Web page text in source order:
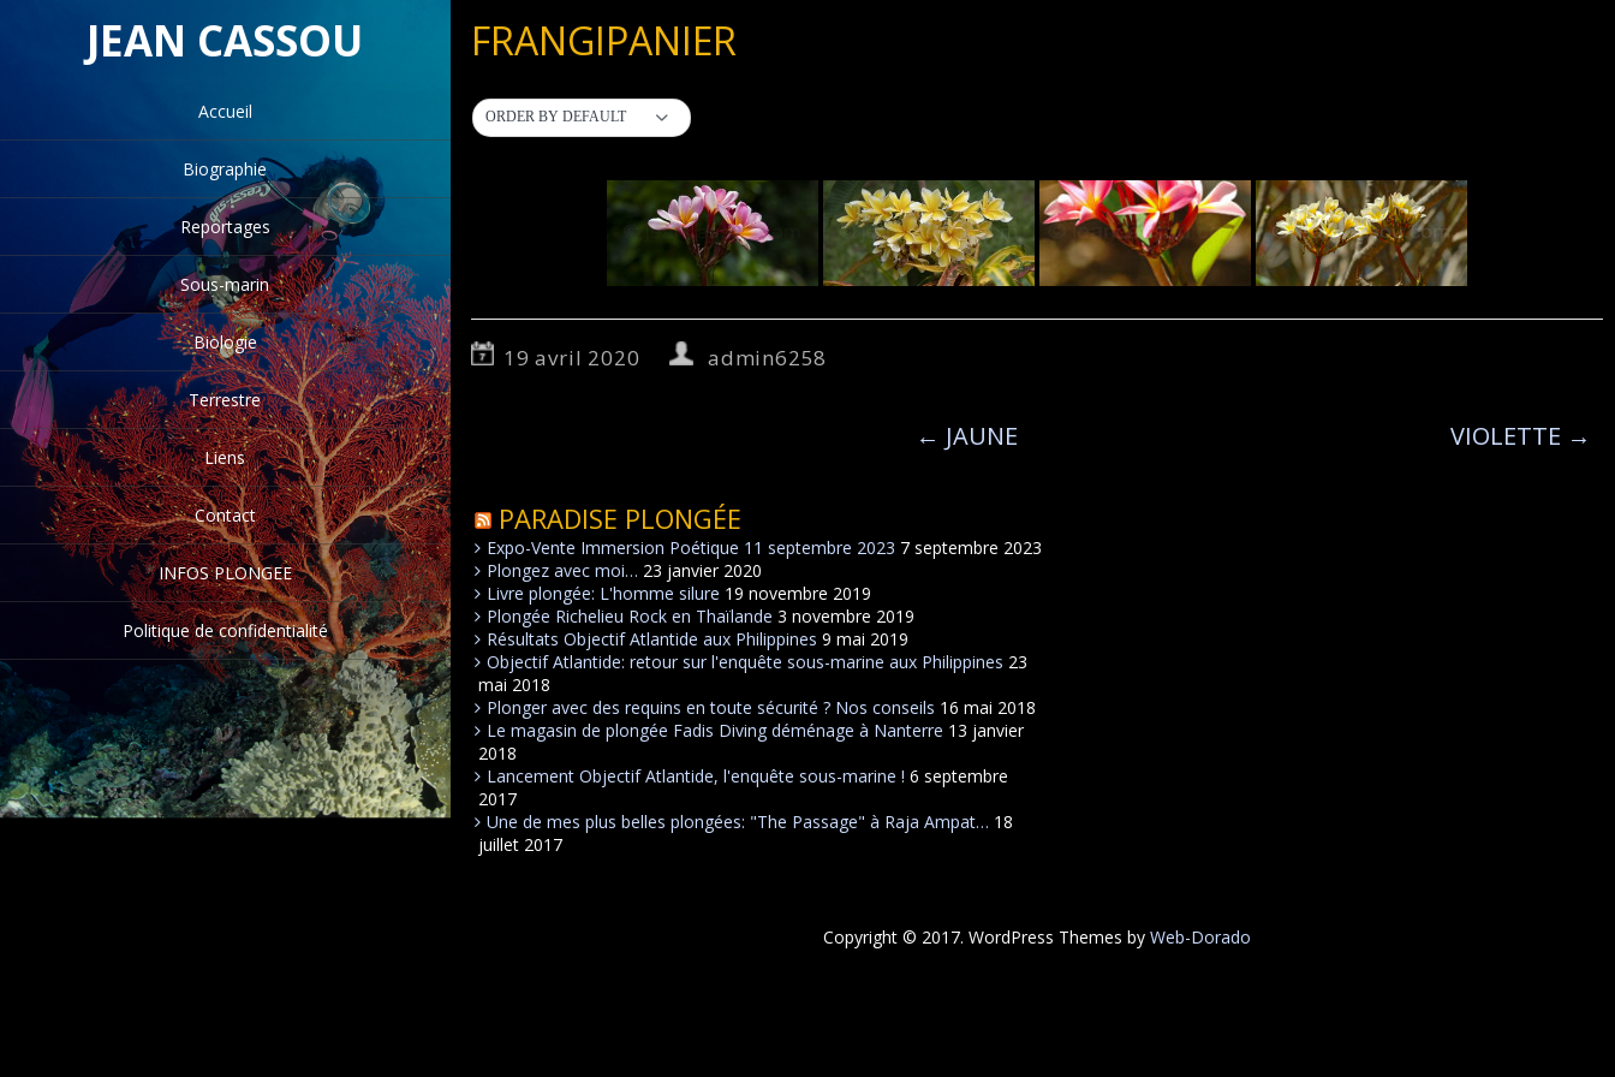
JEAN CASSOU
Accueil
Biographie
Reportages
Sous-marin
Biologie
Terrestre
Liens
Contact
INFOS PLONGEE
Politique de confidentialité
FRANGIPANIER
ORDER BY DEFAULT
19 avril 2020 admin6258
← JAUNE VIOLETTE →
PARADISE PLONGÉE
Expo-Vente Immersion Poétique 11 septembre 2023 7 septembre 2023
Plongez avec moi… 23 janvier 2020
Livre plongée: L'homme silure 19 novembre 2019
Plongée Richelieu Rock en Thaïlande 3 novembre 2019
Résultats Objectif Atlantide aux Philippines 9 mai 2019
Objectif Atlantide: retour sur l'enquête sous-marine aux Philippines 23
mai 2018
Plonger avec des requins en toute sécurité ? Nos conseils 16 mai 2018
Le magasin de plongée Fadis Diving déménage à Nanterre 13 janvier
2018
Lancement Objectif Atlantide, l'enquête sous-marine ! 6 septembre
2017
Une de mes plus belles plongées: "The Passage" à Raja Ampat… 18
juillet 2017
Copyright © 2017. WordPress Themes byWeb-Dorado